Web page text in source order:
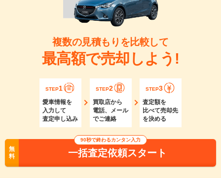
複数の見積もりを比較して
最高額で売却しよう!
STEP1
愛車情報を
入力して
査定申し込み
STEP2
買取店から
電話、メール
でご連絡
STEP3
査定額を
比べて売却先
を決める
無
料
90秒で終わるカンタン入力
一括査定依頼スタート